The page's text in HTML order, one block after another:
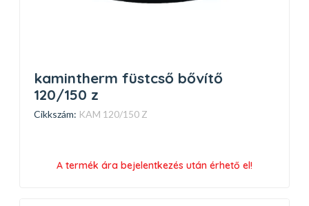
kamintherm füstcső bővítő
120/150 z
Cikkszám: KAM 120/150 Z
A termék ára bejelentkezés után érhető el!